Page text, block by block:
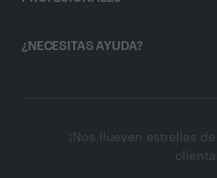
¿NECESITAS AYUDA?
¡Nos llueven estrellas